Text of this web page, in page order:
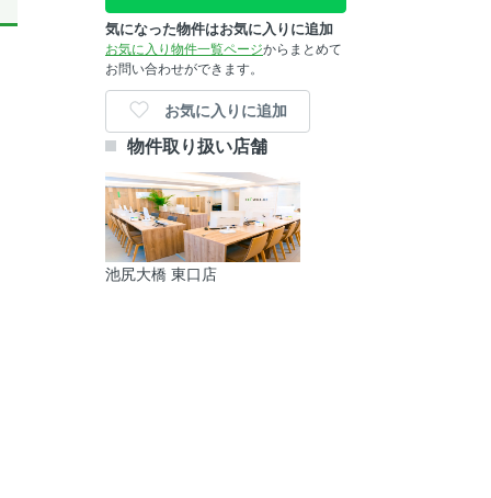
気になった物件はお気に入りに追加
お気に入り物件一覧ページからまとめて
お問い合わせができます。
お気に入りに追加
物件取り扱い店舗
池尻大橋 東口店